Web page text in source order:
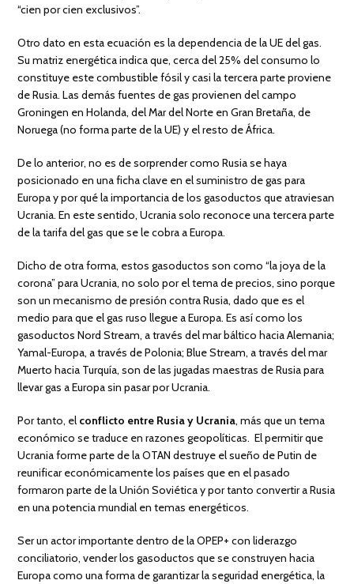
“cien por cien exclusivos”.
Otro dato en esta ecuación es la dependencia de la UE del gas.
Su matriz energética indica que, cerca del 25% del consumo lo
constituye este combustible fósil y casi la tercera parte proviene
de Rusia. Las demás fuentes de gas provienen del campo
Groningen en Holanda, del Mar del Norte en Gran Bretaña, de
Noruega (no forma parte de la UE) y el resto de África.
De lo anterior, no es de sorprender como Rusia se haya
posicionado en una ficha clave en el suministro de gas para
Europa y por qué la importancia de los gasoductos que atraviesan
Ucrania. En este sentido, Ucrania solo reconoce una tercera parte
de la tarifa del gas que se le cobra a Europa.
Dicho de otra forma, estos gasoductos son como “la joya de la
corona” para Ucrania, no solo por el tema de precios, sino porque
son un mecanismo de presión contra Rusia, dado que es el
medio para que el gas ruso llegue a Europa. Es así como los
gasoductos Nord Stream, a través del mar báltico hacia Alemania;
Yamal-Europa, a través de Polonia; Blue Stream, a través del mar
Muerto hacia Turquía, son de las jugadas maestras de Rusia para
llevar gas a Europa sin pasar por Ucrania.
Por tanto, el conflicto entre Rusia y Ucrania, más que un tema
económico se traduce en razones geopolíticas. El permitir que
Ucrania forme parte de la OTAN destruye el sueño de Putin de
reunificar económicamente los países que en el pasado
formaron parte de la Unión Soviética y por tanto convertir a Rusia
en una potencia mundial en temas energéticos.
Ser un actor importante dentro de la OPEP+ con liderazgo
conciliatorio, vender los gasoductos que se construyen hacia
Europa como una forma de garantizar la seguridad energética, la